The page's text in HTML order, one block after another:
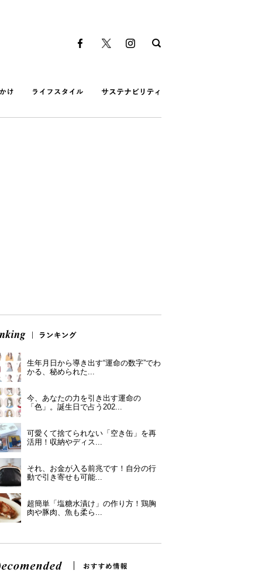
生年月日から導き出す“運命の数字”でわ
かる、秘められた...
今、あなたの力を引き出す運命の
「色」。誕生日で占う202...
可愛くて捨てられない「空き缶」を再
活用！収納やディス...
それ、お金が入る前兆です！自分の行
動で引き寄せも可能...
超簡単「塩糖水漬け」の作り方！鶏胸
肉や豚肉、魚も柔ら...